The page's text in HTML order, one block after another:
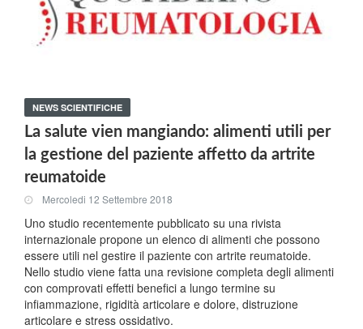
NEWS SCIENTIFICHE
La salute vien mangiando: alimenti utili per
la gestione del paziente affetto da artrite
reumatoide
Mercoledi 12 Settembre 2018
Uno studio recentemente pubblicato su una rivista
internazionale propone un elenco di alimenti che possono
essere utili nel gestire il paziente con artrite reumatoide.
Nello studio viene fatta una revisione completa degli alimenti
con comprovati effetti benefici a lungo termine su
infiammazione, rigidità articolare e dolore, distruzione
articolare e stress ossidativo.